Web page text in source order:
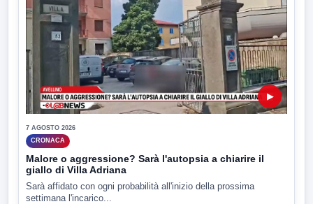
▶
7 AGOSTO 2026
CRONACA
Malore o aggressione? Sarà l'autopsia a chiarire il
giallo di Villa Adriana
Sarà affidato con ogni probabilità all'inizio della prossima
settimana l'incarico...